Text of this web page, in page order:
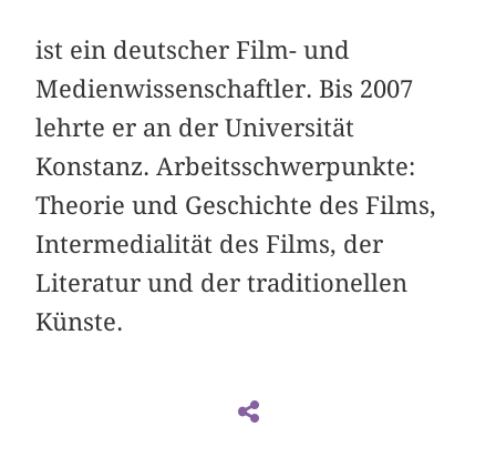
ist ein deutscher Film- und
Medienwissenschaftler. Bis 2007
lehrte er an der Universität
Konstanz. Arbeitsschwerpunkte:
Theorie und Geschichte des Films,
Intermedialität des Films, der
Literatur und der traditionellen
Künste.